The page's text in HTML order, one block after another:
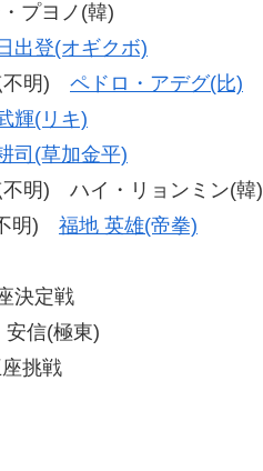
プヨノ(韓)
出登(オギクボ)
不明) ペドロ・アデグ(比)
輝(リキ)
司(草加金平)
明) ハイ・リョンミン(韓)
明) 福地 英雄(帝拳)
決定戦
信(極東)
挑戦